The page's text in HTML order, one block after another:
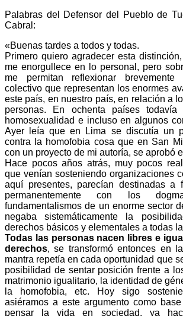
Palabras del Defensor del Pueblo de
Cabral:
«Buenas tardes a todos y todas.
Primero quiero agradecer esta
me enorgullece en lo personal, pero
me permitan reflexionar
colectivo que representan los enormes
este país, en nuestro país, en relación a
personas. En ochenta países
homosexualidad e incluso en algunos
Ayer leía que en Lima se discutía un
contra la homofobia cosa que en San
con un proyecto de mi autoría, se aprobó
Hace pocos años atrás, muy pocos
que venían sosteniendo organizaciones
aquí presentes, parecían destinadas a
permanentemente con los
fundamentalismos de un enorme sector
negaba sistemáticamente la
derechos básicos y elementales a todas
Todas las personas nacen libres e
derechos, se transformó entonces en
mantra repetía en cada oportunidad que
posibilidad de sentar posición frente a
matrimonio igualitario, la identidad de
la homofobia, etc. Hoy sigo
asiéramos a este argumento como
pensar la vida en sociedad, ya